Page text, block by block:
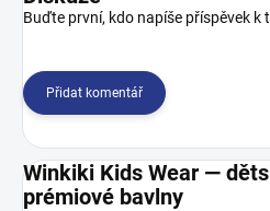
Buďte první, kdo napíše příspěvek k
Přidat komentář
Winkiki Kids Wear —
prémiové bavlny